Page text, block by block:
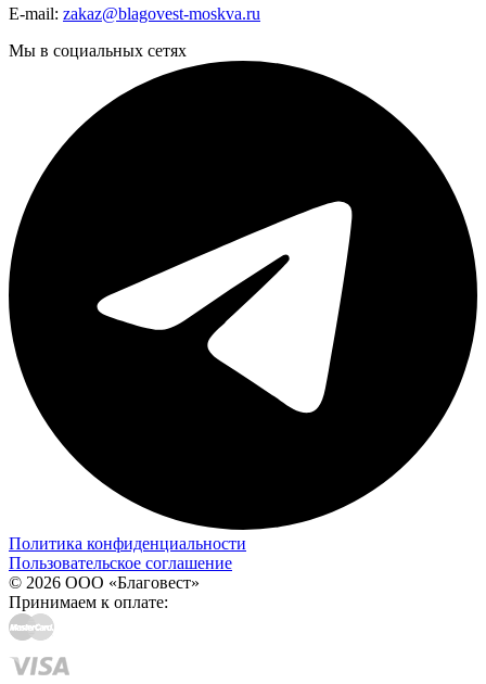
E-mail: zakaz@blagovest-moskva.ru
Мы в социальных сетях
Политика конфиденциальности
Пользовательское соглашение
© 2026 ООО «Благовест»
Принимаем к оплате: